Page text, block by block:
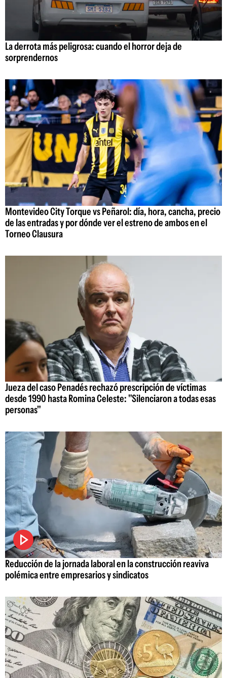
La derrota más peligrosa: cuando el horror deja de
sorprendernos
Montevideo City Torque vs Peñarol: día, hora, cancha, precio
de las entradas y por dónde ver el estreno de ambos en el
Torneo Clausura
Jueza del caso Penadés rechazó prescripción de víctimas
desde 1990 hasta Romina Celeste: "Silenciaron a todas esas
personas"
Reducción de la jornada laboral en la construcción reaviva
polémica entre empresarios y sindicatos